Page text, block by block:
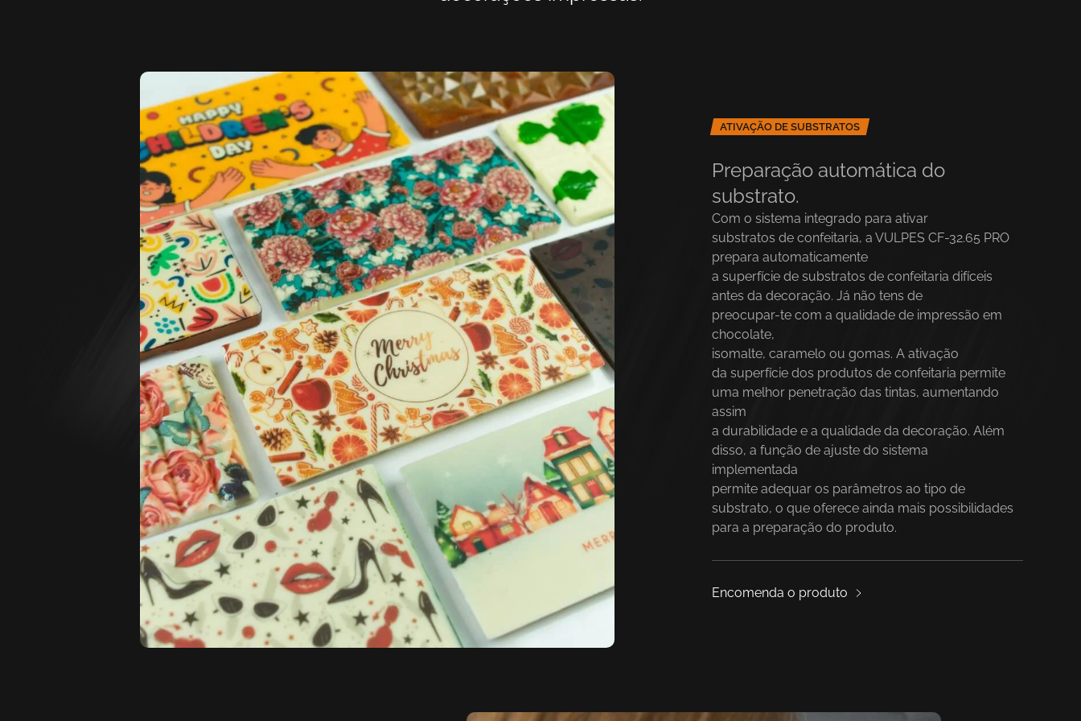
ATIVAÇÃO DE SUBSTRATOS
Preparação automática do
substrato.
Com o sistema integrado para ativar
substratos de confeitaria, a VULPES CF-32.65 PRO
prepara automaticamente
a superfície de substratos de confeitaria difíceis
antes da decoração. Já não tens de
preocupar-te com a qualidade de impressão em
chocolate,
isomalte, caramelo ou gomas. A ativação
da superfície dos produtos de confeitaria permite
uma melhor penetração das tintas, aumentando
assim
a durabilidade e a qualidade da decoração. Além
disso, a função de ajuste do sistema
implementada
permite adequar os parâmetros ao tipo de
substrato, o que oferece ainda mais possibilidades
para a preparação do produto.
Encomenda o produto